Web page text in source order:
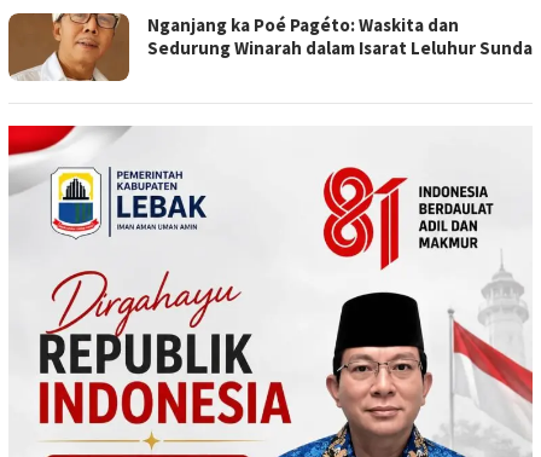
Nganjang ka Poé Pagéto: Waskita dan
Sedurung Winarah dalam Isarat Leluhur Sunda